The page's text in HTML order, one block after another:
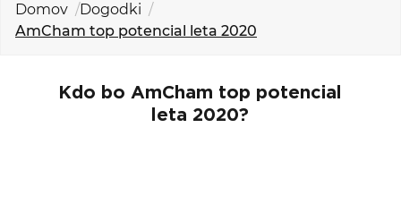
NOVICE
Domov
Dogodki
AmCham top potencial leta 2020
Kdo bo AmCham top potencial
leta 2020?